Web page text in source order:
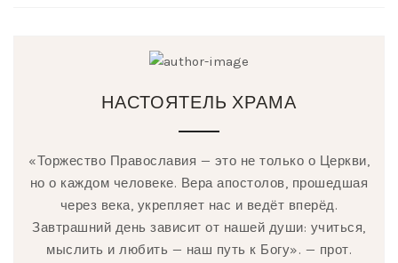
НАСТОЯТЕЛЬ ХРАМА
«Торжество Православия — это не только о Церкви,
но о каждом человеке. Вера апостолов, прошедшая
через века, укрепляет нас и ведёт вперёд.
Завтрашний день зависит от нашей души: учиться,
мыслить и любить — наш путь к Богу». — прот.